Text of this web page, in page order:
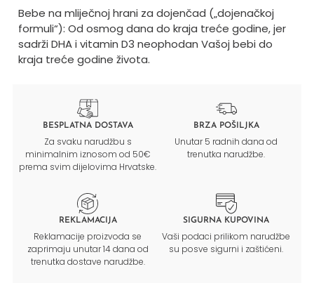
Bebe na mliječnoj hrani za dojenčad („dojenačkoj
formuli“): Od osmog dana do kraja treće godine, jer
sadrži DHA i vitamin D3 neophodan Vašoj bebi do
kraja treće godine života.
BESPLATNA DOSTAVA
Za svaku narudžbu s
minimalnim iznosom od 50€
prema svim dijelovima Hrvatske.
BRZA POŠILJKA
Unutar 5 radnih dana od
trenutka narudžbe.
REKLAMACIJA
Reklamacije proizvoda se
zaprimaju unutar 14 dana od
trenutka dostave narudžbe.
SIGURNA KUPOVINA
Vaši podaci prilikom narudžbe
su posve sigurni i zaštićeni.